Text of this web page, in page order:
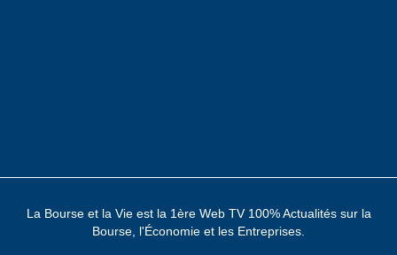
La Bourse et la Vie est la 1ère Web TV 100% Actualités sur la
Bourse, l'Économie et les Entreprises.